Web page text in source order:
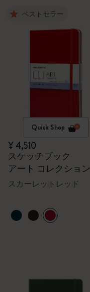
ベストセラー
Quick Shop
¥ 4,510
スケッチブック
アート コレクション
スカーレットレッド